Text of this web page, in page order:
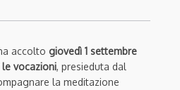
accolto giovedì 1 settembre
vocazioni, presieduta dal
la meditazione